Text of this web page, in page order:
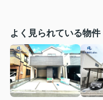
よく見られている物件